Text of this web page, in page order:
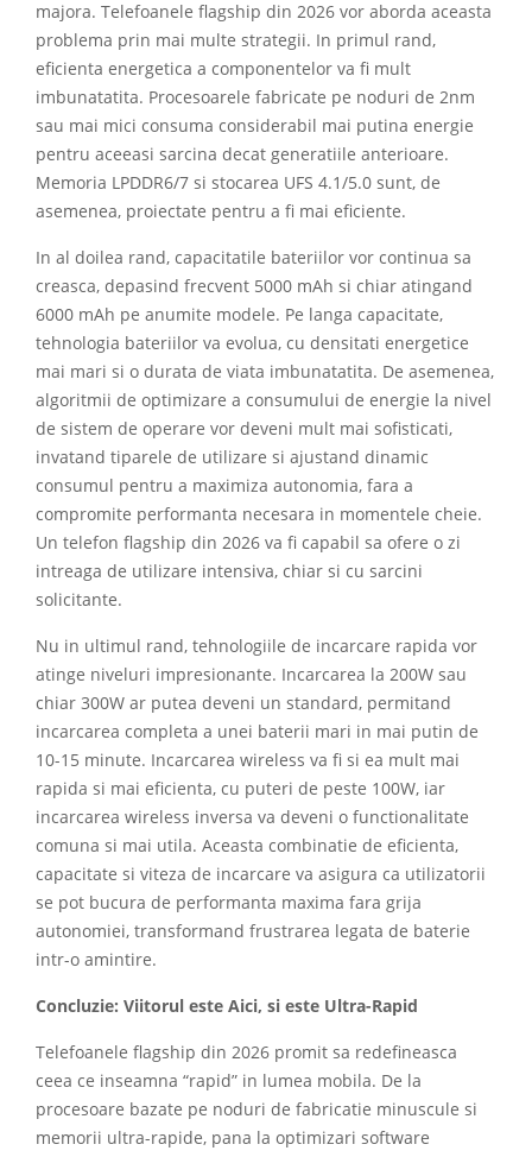
majora. Telefoanele flagship din 2026 vor aborda aceasta
problema prin mai multe strategii. In primul rand,
eficienta energetica a componentelor va fi mult
imbunatatita. Procesoarele fabricate pe noduri de 2nm
sau mai mici consuma considerabil mai putina energie
pentru aceeasi sarcina decat generatiile anterioare.
Memoria LPDDR6/7 si stocarea UFS 4.1/5.0 sunt, de
asemenea, proiectate pentru a fi mai eficiente.
In al doilea rand, capacitatile bateriilor vor continua sa
creasca, depasind frecvent 5000 mAh si chiar atingand
6000 mAh pe anumite modele. Pe langa capacitate,
tehnologia bateriilor va evolua, cu densitati energetice
mai mari si o durata de viata imbunatatita. De asemenea,
algoritmii de optimizare a consumului de energie la nivel
de sistem de operare vor deveni mult mai sofisticati,
invatand tiparele de utilizare si ajustand dinamic
consumul pentru a maximiza autonomia, fara a
compromite performanta necesara in momentele cheie.
Un telefon flagship din 2026 va fi capabil sa ofere o zi
intreaga de utilizare intensiva, chiar si cu sarcini
solicitante.
Nu in ultimul rand, tehnologiile de incarcare rapida vor
atinge niveluri impresionante. Incarcarea la 200W sau
chiar 300W ar putea deveni un standard, permitand
incarcarea completa a unei baterii mari in mai putin de
10-15 minute. Incarcarea wireless va fi si ea mult mai
rapida si mai eficienta, cu puteri de peste 100W, iar
incarcarea wireless inversa va deveni o functionalitate
comuna si mai utila. Aceasta combinatie de eficienta,
capacitate si viteza de incarcare va asigura ca utilizatorii
se pot bucura de performanta maxima fara grija
autonomiei, transformand frustrarea legata de baterie
intr-o amintire.
Concluzie: Viitorul este Aici, si este Ultra-Rapid
Telefoanele flagship din 2026 promit sa redefineasca
ceea ce inseamna “rapid” in lumea mobila. De la
procesoare bazate pe noduri de fabricatie minuscule si
memorii ultra-rapide, pana la optimizari software